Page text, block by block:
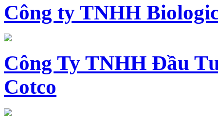
Công ty TNHH
Công Ty TNHH Đầu
Cotco